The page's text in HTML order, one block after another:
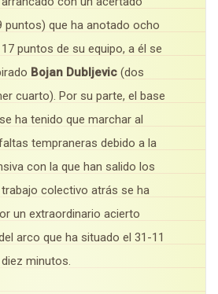
puntos) que ha anotado ocho
puntos de su equipo, a él se
Bojan Dubljevic (dos
cuarto). Por su parte, el base
se ha tenido que marchar al
tempraneras debido a la
con la que han salido los
trabajo colectivo atrás se ha
un extraordinario acierto
arco que ha situado el 31-11
minutos.